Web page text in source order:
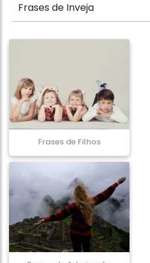
Frases de Inveja
Frases de Filhos